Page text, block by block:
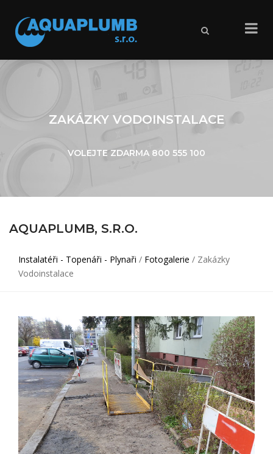
X
ZAKÁZKY VODOINSTALACE
VOLEJTE ZDARMA 800 555 100
AQUAPLUMB, S.R.O.
Instalatéři - Topenáři - Plynaři / Fotogalerie / Zakázky
Vodoinstalace